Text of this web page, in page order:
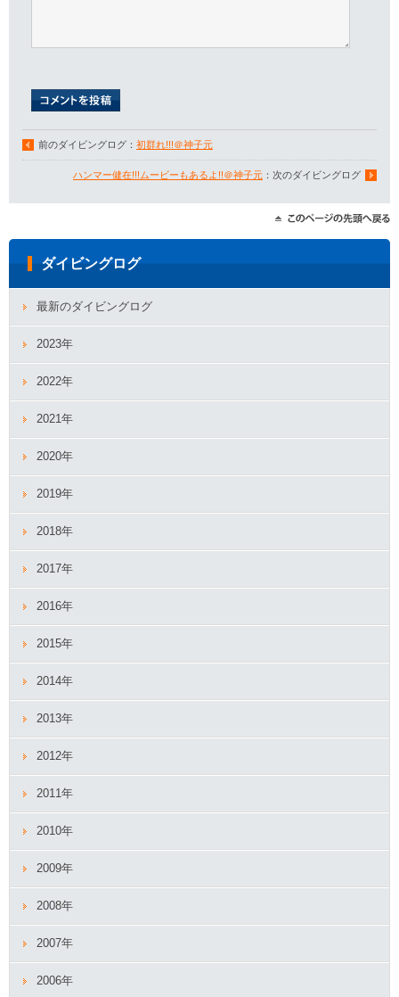
前のダイビングログ： 初群れ!!!＠神子元
ハンマー健在!!!ムービーもあるよ!!＠神子元 ：次のダイビングログ
ダイビングログ
最新のダイビングログ
2023年
2022年
2021年
2020年
2019年
2018年
2017年
2016年
2015年
2014年
2013年
2012年
2011年
2010年
2009年
2008年
2007年
2006年